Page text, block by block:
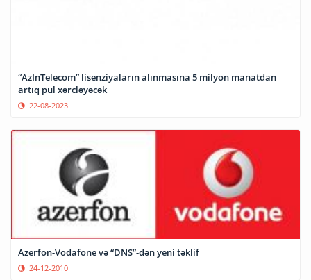
“AzInTelecom” lisenziyaların alınmasına 5 milyon manatdan
artıq pul xərcləyəcək
22-08-2023
Azerfon-Vodafone və “DNS”-dən yeni təklif
24-12-2010